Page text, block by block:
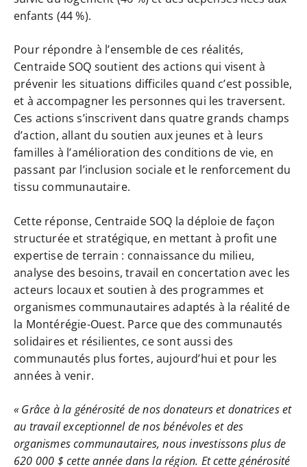
enfants (44 %).
Pour répondre à l’ensemble de ces réalités,
Centraide SOQ soutient des actions qui visent à
prévenir les situations difficiles quand c’est possible,
et à accompagner les personnes qui les traversent.
Ces actions s’inscrivent dans quatre grands champs
d’action, allant du soutien aux jeunes et à leurs
familles à l’amélioration des conditions de vie, en
passant par l’inclusion sociale et le renforcement du
tissu communautaire.
Cette réponse, Centraide SOQ la déploie de façon
structurée et stratégique, en mettant à profit une
expertise de terrain : connaissance du milieu,
analyse des besoins, travail en concertation avec les
acteurs locaux et soutien à des programmes et
organismes communautaires adaptés à la réalité de
la Montérégie-Ouest. Parce que des communautés
solidaires et résilientes, ce sont aussi des
communautés plus fortes, aujourd’hui et pour les
années à venir.
« Grâce à la générosité de nos donateurs et donatrices et
au travail exceptionnel de nos bénévoles et des
organismes communautaires, nous investissons plus de
620 000 $ cette année dans la région. Et cette générosité